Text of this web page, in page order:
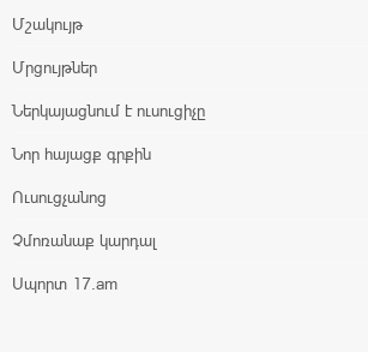
Մշակույթ
Մրցույթներ
Ներկայացնում է ուսուցիչը
Նոր հայացք գրքին
Ուսուցչանոց
Չմոռանաք կարդալ
Սպորտ 17.am